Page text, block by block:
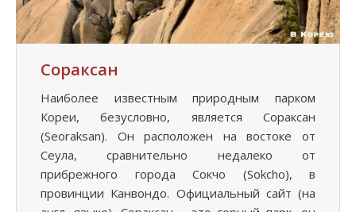
Сораксан
Наиболее известным природным парком
Кореи, безусловно, является Сораксан
(Seoraksan). Он расположен на востоке от
Сеула, сравнительно недалеко от
прибрежного города Сокчо (Sokcho), в
провинции Канвондо. Официальный сайт (на